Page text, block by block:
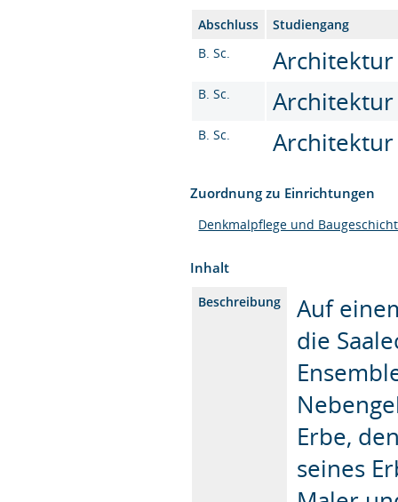
Abschluss
Studiengang
B. Sc.
Architektur
B. Sc. Architektur
B. Sc. Architektur
Zuordnung zu Einrichtungen
Denkmalpflege und
Inhalt
Beschreibung
Auf
die
Erbe,
seines